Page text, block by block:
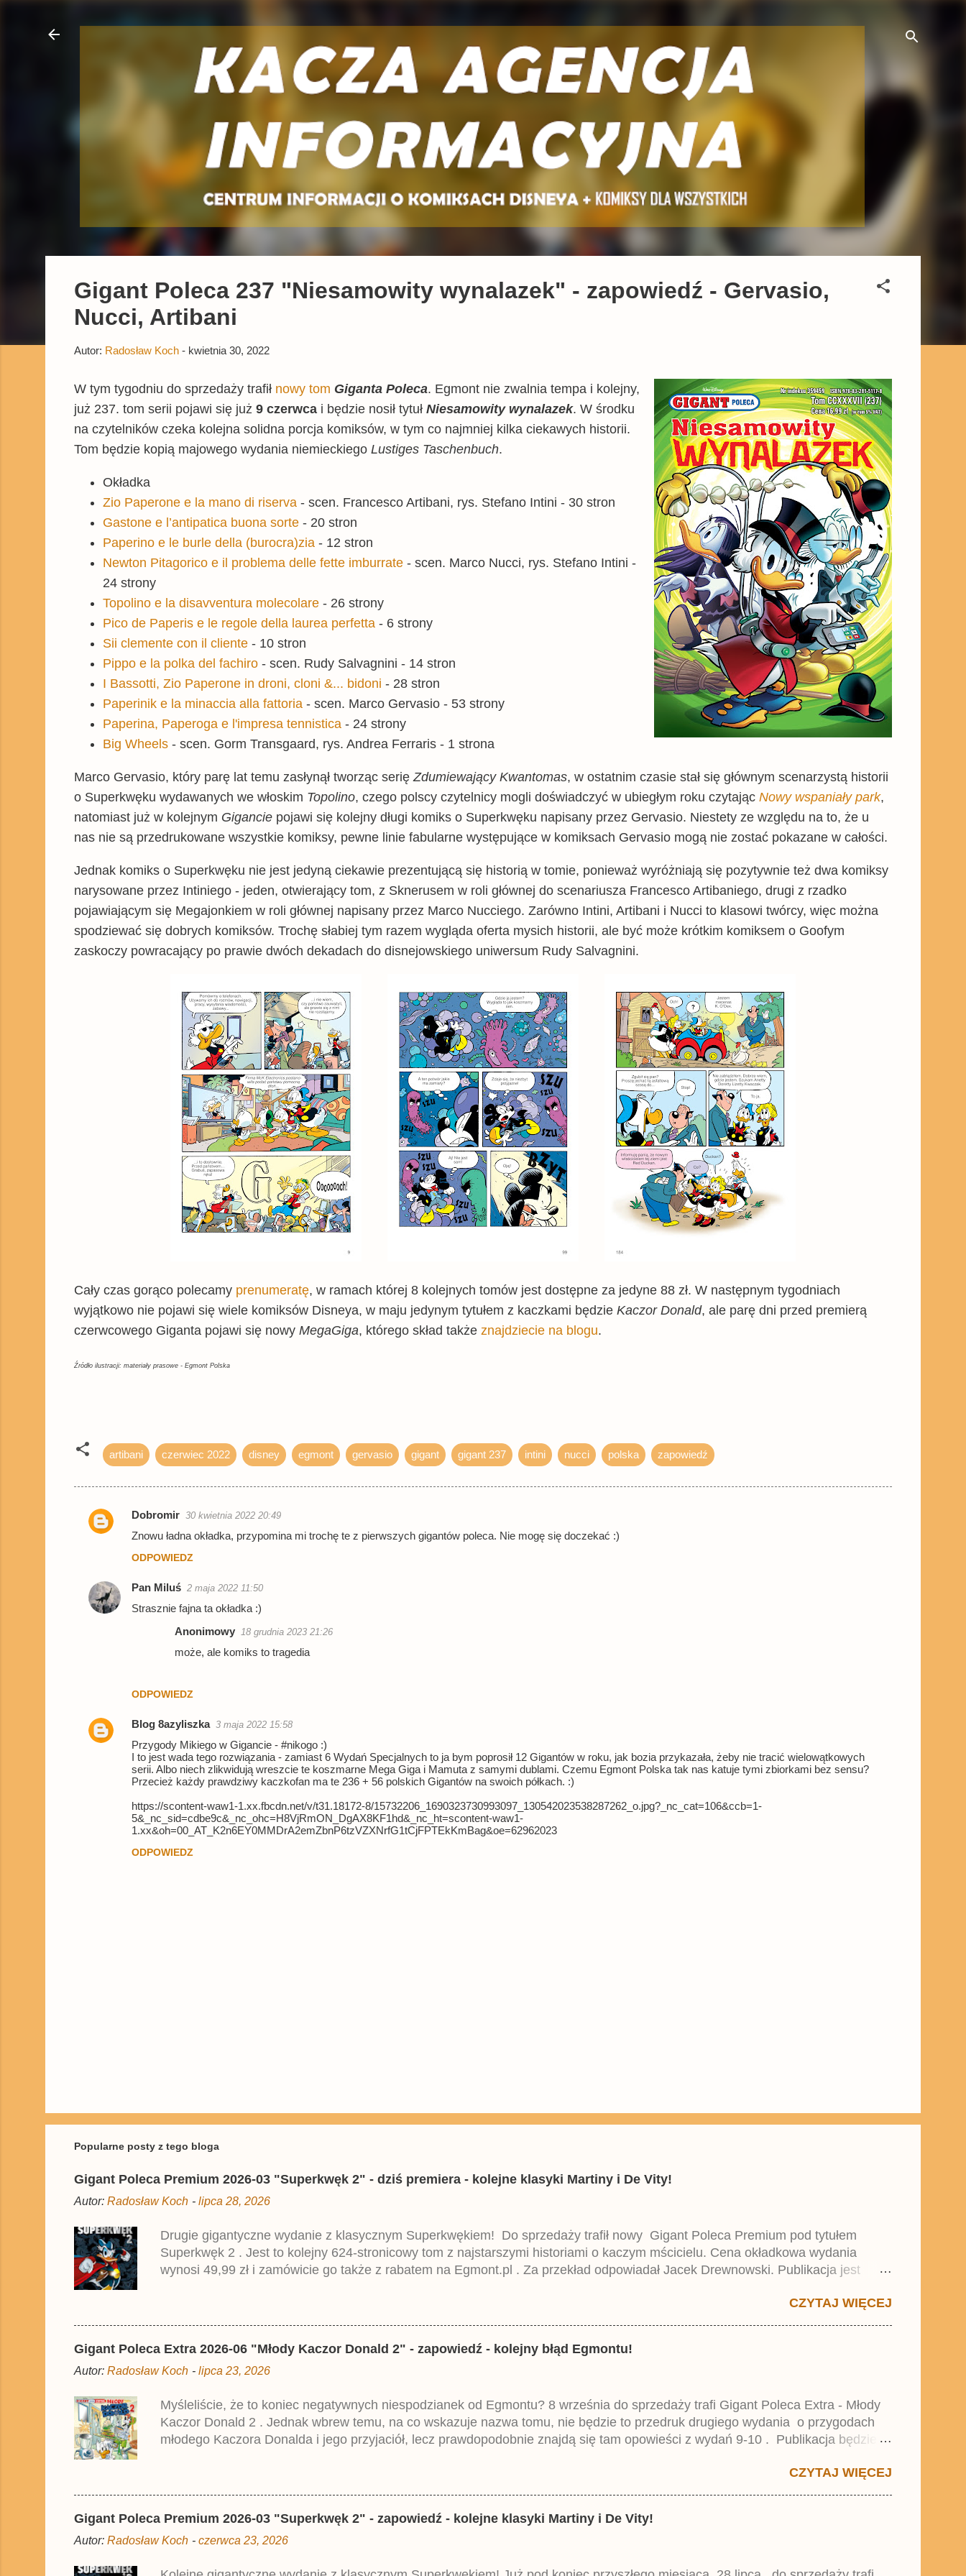
Gigant Poleca 237 "Niesamowity wynalazek" - zapowiedź - Gervasio,
Nucci, Artibani
Autor: Radosław Koch - kwietnia 30, 2022
W tym tygodniu do sprzedaży trafił nowy tom Giganta Poleca. Egmont nie zwalnia tempa i kolejny,
już 237. tom serii pojawi się już 9 czerwca i będzie nosił tytuł Niesamowity wynalazek. W środku
na czytelników czeka kolejna solidna porcja komiksów, w tym co najmniej kilka ciekawych historii.
Tom będzie kopią majowego wydania niemieckiego Lustiges Taschenbuch.
Okładka
Zio Paperone e la mano di riserva - scen. Francesco Artibani, rys. Stefano Intini - 30 stron
Gastone e l’antipatica buona sorte - 20 stron
Paperino e le burle della (burocra)zia - 12 stron
Newton Pitagorico e il problema delle fette imburrate - scen. Marco Nucci, rys. Stefano Intini -
24 strony
Topolino e la disavventura molecolare - 26 strony
Pico de Paperis e le regole della laurea perfetta - 6 strony
Sii clemente con il cliente - 10 stron
Pippo e la polka del fachiro - scen. Rudy Salvagnini - 14 stron
I Bassotti, Zio Paperone in droni, cloni &... bidoni - 28 stron
Paperinik e la minaccia alla fattoria - scen. Marco Gervasio - 53 strony
Paperina, Paperoga e l'impresa tennistica - 24 strony
Big Wheels - scen. Gorm Transgaard, rys. Andrea Ferraris - 1 strona
Marco Gervasio, który parę lat temu zasłynął tworząc serię Zdumiewający Kwantomas, w ostatnim czasie stał się głównym scenarzystą historii
o Superkwęku wydawanych we włoskim Topolino, czego polscy czytelnicy mogli doświadczyć w ubiegłym roku czytając Nowy wspaniały park,
natomiast już w kolejnym Gigancie pojawi się kolejny długi komiks o Superkwęku napisany przez Gervasio. Niestety ze względu na to, że u
nas nie są przedrukowane wszystkie komiksy, pewne linie fabularne występujące w komiksach Gervasio mogą nie zostać pokazane w całości.
Jednak komiks o Superkwęku nie jest jedyną ciekawie prezentującą się historią w tomie, ponieważ wyróżniają się pozytywnie też dwa komiksy
narysowane przez Intiniego - jeden, otwierający tom, z Sknerusem w roli głównej do scenariusza Francesco Artibaniego, drugi z rzadko
pojawiającym się Megajonkiem w roli głównej napisany przez Marco Nucciego. Zarówno Intini, Artibani i Nucci to klasowi twórcy, więc można
spodziewać się dobrych komiksów. Trochę słabiej tym razem wygląda oferta mysich historii, ale być może krótkim komiksem o Goofym
zaskoczy powracający po prawie dwóch dekadach do disnejowskiego uniwersum Rudy Salvagnini.
Cały czas gorąco polecamy prenumeratę, w ramach której 8 kolejnych tomów jest dostępne za jedyne 88 zł. W następnym tygodniach
wyjątkowo nie pojawi się wiele komiksów Disneya, w maju jedynym tytułem z kaczkami będzie Kaczor Donald, ale parę dni przed premierą
czerwcowego Giganta pojawi się nowy MegaGiga, którego skład także znajdziecie na blogu.
Źródło ilustracji: materiały prasowe - Egmont Polska
artibani czerwiec 2022 disney egmont gervasio gigant gigant 237 intini nucci polska zapowiedź
K
e
n
Dobromir 30 kwietnia 2022 20:49
Znowu ładna okładka, przypomina mi trochę te z pierwszych gigantów poleca. Nie mogę się doczekać :)
ODPOWIEDZ
Pan Miluś 2 maja 2022 11:50
Strasznie fajna ta okładka :)
ODPOWIEDZ
Anonimowy 18 grudnia 2023 21:26
może, ale komiks to tragedia
Blog 8azyliszka 3 maja 2022 15:58
Przygody Mikiego w Gigancie - #nikogo :)
I to jest wada tego rozwiązania - zamiast 6 Wydań Specjalnych to ja bym poprosił 12 Gigantów w roku, jak bozia przykazała, żeby nie tracić wielowątkowych
serii. Albo niech zlikwidują wreszcie te koszmarne Mega Giga i Mamuta z samymi dublami. Czemu Egmont Polska tak nas katuje tymi zbiorkami bez sensu?
Przecież każdy prawdziwy kaczkofan ma te 236 + 56 polskich Gigantów na swoich półkach. :)
https://scontent-waw1-1.xx.fbcdn.net/v/t31.18172-8/15732206_1690323730993097_130542023538287262_o.jpg?_nc_cat=106&ccb=1-
5&_nc_sid=cdbe9c&_nc_ohc=H8VjRmON_DgAX8KF1hd&_nc_ht=scontent-waw1-
1.xx&oh=00_AT_K2n6EY0MMDrA2emZbnP6tzVZXNrfG1tCjFPTEkKmBag&oe=62962023
ODPOWIEDZ
z
ś
j
k
o
e
n
t
a
r
z
Popularne posty z tego bloga
Gigant Poleca Premium 2026-03 "Superkwęk 2" - dziś premiera - kolejne klasyki Martiny i De Vity!
Autor: Radosław Koch - lipca 28, 2026
Drugie gigantyczne wydanie z klasycznym Superkwękiem! Do sprzedaży trafił nowy Gigant Poleca Premium pod tytułem
Superkwęk 2 . Jest to kolejny 624-stronicowy tom z najstarszymi historiami o kaczym mścicielu. Cena okładkowa wydania
wynosi 49,99 zł i zamówicie go także z rabatem na Egmont.pl . Za przekład odpowiadał Jacek Drewnowski. Publikacja jest
CZYTAJ WIĘCEJ
Gigant Poleca Extra 2026-06 "Młody Kaczor Donald 2" - zapowiedź - kolejny błąd Egmontu!
Autor: Radosław Koch - lipca 23, 2026
Myśleliście, że to koniec negatywnych niespodzianek od Egmontu? 8 września do sprzedaży trafi Gigant Poleca Extra - Młody
Kaczor Donald 2 . Jednak wbrew temu, na co wskazuje nazwa tomu, nie będzie to przedruk drugiego wydania o przygodach
młodego Kaczora Donalda i jego przyjaciół, lecz prawdopodobnie znajdą się tam opowieści z wydań 9-10 . Publikacja będzie
CZYTAJ WIĘCEJ
Gigant Poleca Premium 2026-03 "Superkwęk 2" - zapowiedź - kolejne klasyki Martiny i De Vity!
Autor: Radosław Koch - czerwca 23, 2026